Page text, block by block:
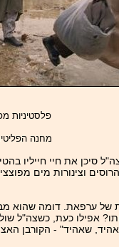
פלסטיניות
מחנה
סיכן את חיי חייליו
וצינורות מים
של ערפאת. דומה שהוא
אפילו כעת, כשצה"ל
שאהיד" - הקורבן